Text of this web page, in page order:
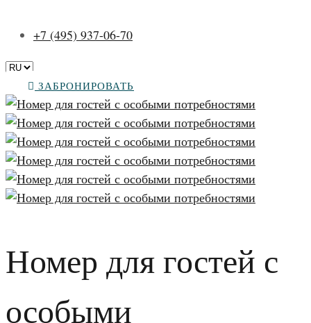
+7 (495) 937-06-70
ЗАБРОНИРОВАТЬ
Номер для гостей с
особыми